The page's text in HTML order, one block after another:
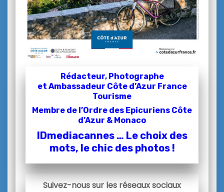
Rédacteur, Photographe
et Ambassadeur Côte d’Azur France
Tourisme
Membre de l’Ordre des Epicuriens Côte
d’Azur & Monaco
IDmediacannes … Le choix des
mots, le chic des photos !
Suivez-nous sur les réseaux sociaux